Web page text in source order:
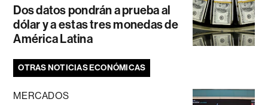
Dos datos pondrán a prueba al
dólar y a estas tres monedas de
América Latina
OTRAS NOTICIAS ECONÓMICAS
MERCADOS